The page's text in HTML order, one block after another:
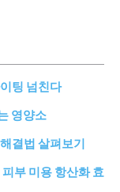
팅 넘친다
영양소
결법 살펴보기
부 미용 항산화 효